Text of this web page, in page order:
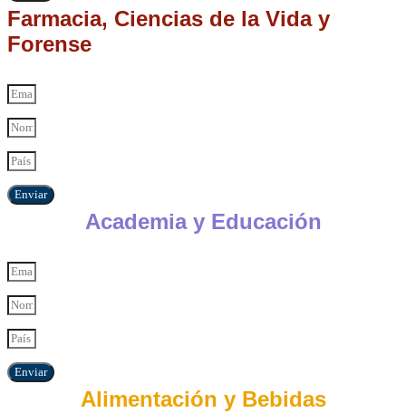
Farmacia, Ciencias de la Vida y
Forense
Enviar
Academia y Educación
Enviar
Alimentación y Bebidas